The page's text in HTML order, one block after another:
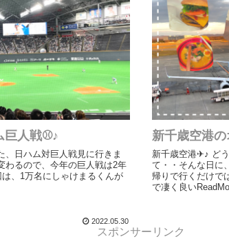
人戦⚾️♪
、日ハム対巨人戦見に行きま
わるので、今年の巨人戦は2年
、1万名にしゃけまるくんが
2022.05.30
新千歳空港
新千歳空港✈︎♪ ど
て・・そんな日に
帰りで行くだけで
で凄く良い
スポンサーリンク